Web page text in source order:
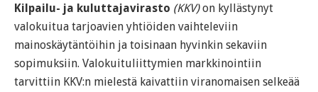
Kilpailu- ja kuluttajavirasto (KKV)on kyllästynyt
valokuitua tarjoavien yhtiöiden vaihteleviin
mainoskäytäntöihin ja toisinaan hyvinkin sekaviin
sopimuksiin. Valokuituliittymien markkinointiin
tarvittiin KKV:n mielestä kaivattiin viranomaisen selkeää